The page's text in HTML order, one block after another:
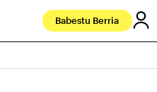
Babestu Berria